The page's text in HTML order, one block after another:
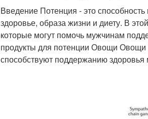
Введение Потенция - это
здоровье, образа жизни и диету. В
которые могут помочь мужчинам
продукты для потенции Овощи Овощи
способствуют поддержанию здоровья